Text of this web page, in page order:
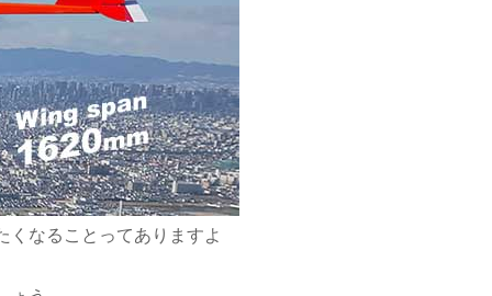
くなることってありますよ